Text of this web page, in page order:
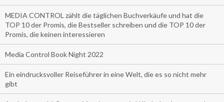
MEDIA CONTROL zählt die täglichen Buchverkäufe und hat die
TOP 10 der Promis, die Bestseller schreiben und die TOP 10 der
Promis, die keinen interessieren
Media Control Book Night 2022
Ein eindrucksvoller Reiseführer in eine Welt, die es so nicht mehr
gibt